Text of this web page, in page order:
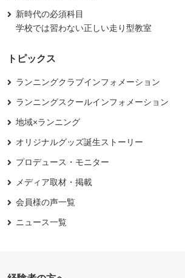
新時代の必須科目
学校では習わない正しい走り型教室
トピックス
ランニングクラブインフォメーション
ランニングスクールインフォメーション
地域×ランニング
オリジナルグッズ誕生ストーリー
プロデュース・モニター
メディア取材・掲載
会員様の声一覧
ニュース一覧